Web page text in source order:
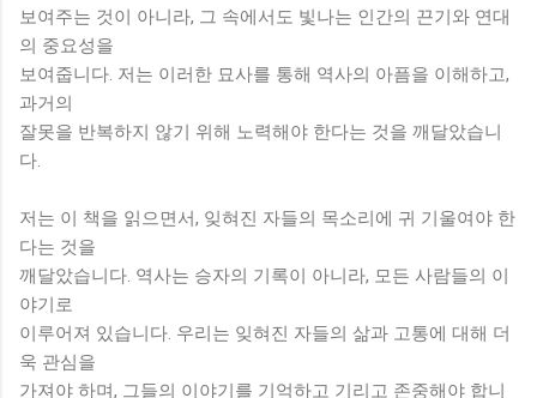
보여주는 것이 아니라, 그 속에서도 빛나는 인간의 끈기와 연대
의 중요성을
보여줍니다. 저는 이러한 묘사를 통해 역사의 아픔을 이해하고,
과거의
잘못을 반복하지 않기 위해 노력해야 한다는 것을 깨달았습니
다.
저는 이 책을 읽으면서, 잊혀진 자들의 목소리에 귀 기울여야 한
다는 것을
깨달았습니다. 역사는 승자의 기록이 아니라, 모든 사람들의 이
야기로
이루어져 있습니다. 우리는 잊혀진 자들의 삶과 고통에 대해 더
욱 관심을
가져야 하며, 그들의 이야기를 기억하고 기리고 존중해야 합니